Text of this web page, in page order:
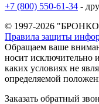
+7 (800) 550-61-34 -
© 1997-2026
Правила защиты
Обращаем ваше
носит исключительно
каких условиях не
определяемой
Заказать обратный